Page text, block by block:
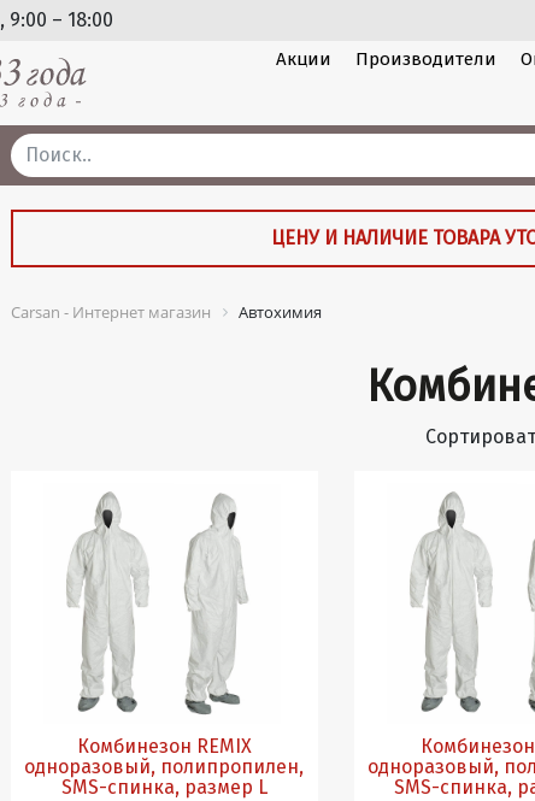
, 9:00 – 18:00
Акции Производители
ЦЕНУ И НАЛИЧИЕ ТОВАРА
Carsan - Интернет магазин Автохимия
Комбинезон REMIX
одноразовый, полипропилен,
SMS-спинка, размер L
Комбинезон
одноразовый,
SMS-спинка,